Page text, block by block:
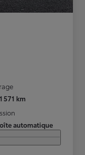
571 km
automatique